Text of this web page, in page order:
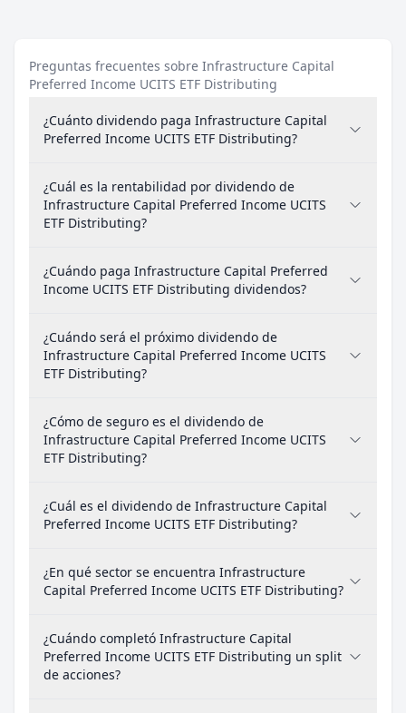
Preguntas frecuentes sobre Infrastructure Capital
Preferred Income UCITS ETF Distributing
¿Cuánto dividendo paga Infrastructure Capital
Preferred Income UCITS ETF Distributing?
¿Cuál es la rentabilidad por dividendo de
Infrastructure Capital Preferred Income UCITS
ETF Distributing?
¿Cuándo paga Infrastructure Capital Preferred
Income UCITS ETF Distributing dividendos?
¿Cuándo será el próximo dividendo de
Infrastructure Capital Preferred Income UCITS
ETF Distributing?
¿Cómo de seguro es el dividendo de
Infrastructure Capital Preferred Income UCITS
ETF Distributing?
¿Cuál es el dividendo de Infrastructure Capital
Preferred Income UCITS ETF Distributing?
¿En qué sector se encuentra Infrastructure
Capital Preferred Income UCITS ETF Distributing?
¿Cuándo completó Infrastructure Capital
Preferred Income UCITS ETF Distributing un split
de acciones?